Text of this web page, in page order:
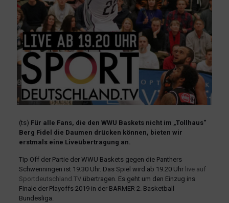
(ts) Für alle Fans, die den WWU Baskets nicht im „Tollhaus“
Berg Fidel die Daumen drücken können, bieten wir
erstmals eine Liveübertragung an.
Tip Off der Partie der WWU Baskets gegen die Panthers
Schwenningen ist 19.30 Uhr. Das Spiel wird ab 19.20 Uhrlive auf
Sportdeutschland.TVübertragen. Es geht um den Einzug ins
Finale der Playoffs 2019 in der BARMER 2. Basketball
Bundesliga.